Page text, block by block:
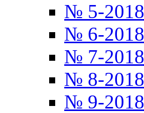
№ 5-2018
№ 6-2018
№ 7-2018
№ 8-2018
№ 9-2018